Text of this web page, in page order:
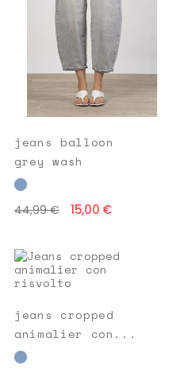
jeans balloon
grey wash
44,99 € 15,00 €
jeans cropped
animalier con...